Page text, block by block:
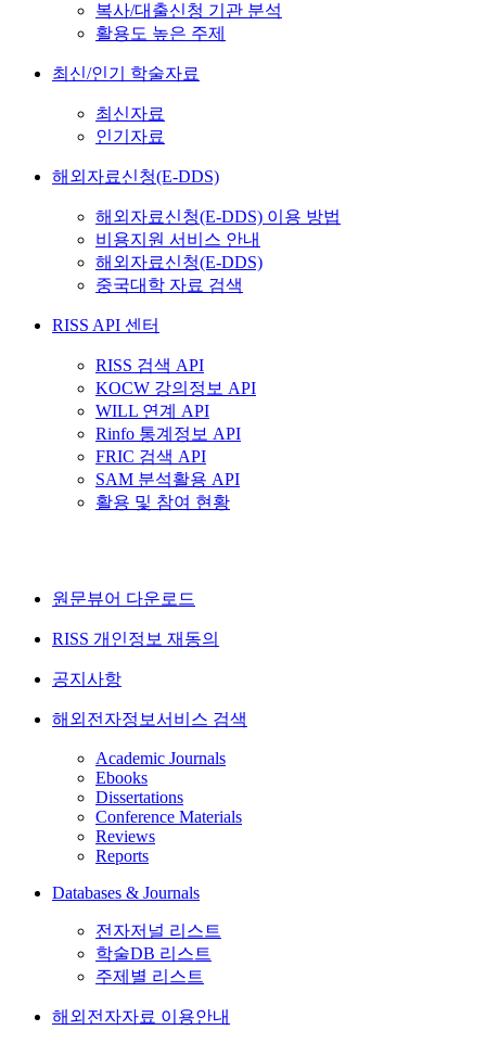
복사/대출신청 기관 분석
활용도 높은 주제
최신/인기 학술자료
최신자료
인기자료
해외자료신청(E-DDS)
해외자료신청(E-DDS) 이용 방법
비용지원 서비스 안내
해외자료신청(E-DDS)
중국대학 자료 검색
RISS API 센터
RISS 검색 API
KOCW 강의정보 API
WILL 연계 API
Rinfo 통계정보 API
FRIC 검색 API
SAM 분석활용 API
활용 및 참여 현황
원문뷰어 다운로드
RISS 개인정보 재동의
공지사항
해외전자정보서비스 검색
Academic Journals
Ebooks
Dissertations
Conference Materials
Reviews
Reports
Databases & Journals
전자저널 리스트
학술DB 리스트
주제별 리스트
해외전자자료 이용안내